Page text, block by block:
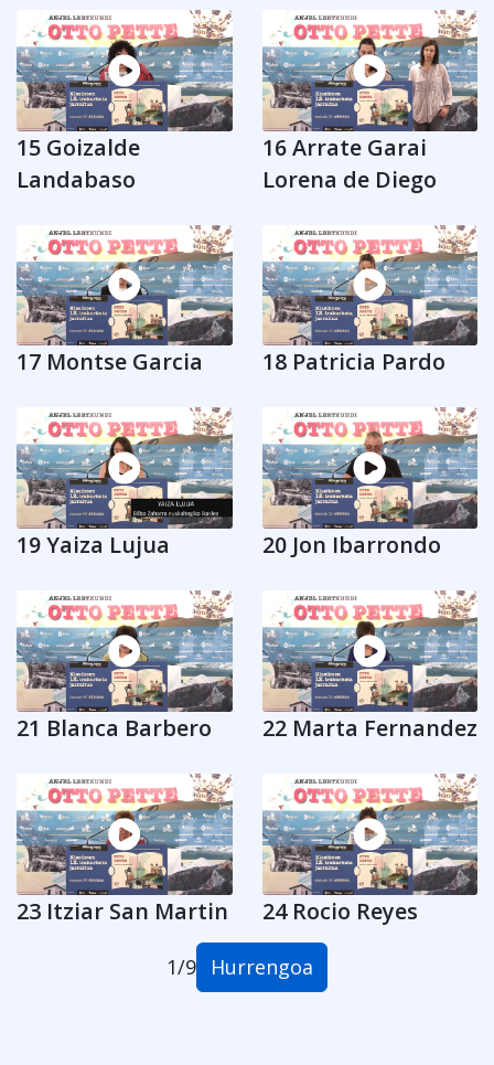
15 Goizalde
Landabaso
16 Arrate Garai
Lorena de Diego
17 Montse Garcia 18 Patricia Pardo
19 Yaiza Lujua 20 Jon Ibarrondo
21 Blanca Barbero 22 Marta Fernandez
23 Itziar San Martin 24 Rocio Reyes
1/9 Hurrengoa